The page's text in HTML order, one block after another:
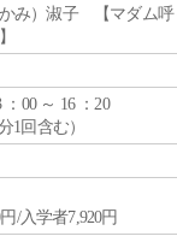
み）淑子 【マダム呼
：00 ～ 16 ：20
1回含む）
/入学者7,920円